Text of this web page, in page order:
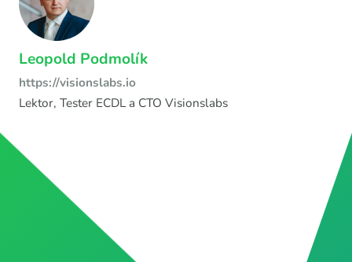
Leopold Podmolík
https://visionslabs.io
Lektor, Tester ECDL a CTO Visionslabs